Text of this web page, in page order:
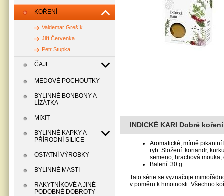
KOŘENÍ
Valdemar Grešík
Jiří Červenka
Petr Stupka
ČAJE
MEDOVÉ POCHOUTKY
BYLINNÉ BONBONY A
LÍZÁTKA
MIXIT
BYLINNÉ KAPKY A
PŘÍRODNÍ SILICE
OSTATNÍ VÝROBKY
BYLINNÉ MASTI
RAKYTNÍKOVÉ A JINÉ
PODOBNÉ DOBROTY
INDICKÉ KARI Dobré
Aromatické, mírně
ryb. Složení: koriandr,
semeno, hrachová
Balení: 30 g
Tato série se vyznačuje
v poměru k hmotnosti. Všechno